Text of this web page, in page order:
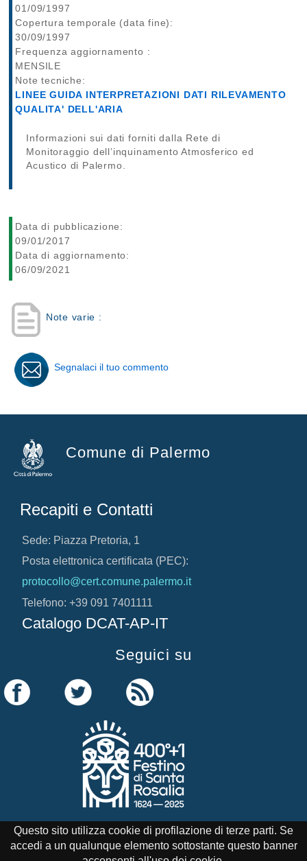
01/09/1997
Copertura temporale (data fine):
30/09/1997
Frequenza aggiornamento :
MENSILE
Note tecniche:
LINEE GUIDA INTERPRETAZIONI DATI RILEVAMENTO
QUALITA' DELL'ARIA
Informazioni sui dati forniti dalla Rete di
Monitoraggio dell’inquinamento Atmosferico ed
Acustico di Palermo.
Data di pubblicazione:
09/01/2017
Data di aggiornamento:
06/09/2021
Note varie :
Segnalaci il tuo commento
Comune di Palermo
Recapiti e Contatti
Sede: Piazza Pretoria, 1
Posta elettronica certificata (PEC):
protocollo@cert.comune.palermo.it
Telefono: +39 091 7401111
Catalogo DCAT-AP-IT
Seguici su
Credits Note Legali Cookie Policy
Questo sito utilizza cookie di profilazione di terze parti. Se
accedi a un qualunque elemento sottostante questo banner